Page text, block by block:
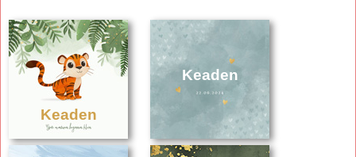
Keaden
Keaden